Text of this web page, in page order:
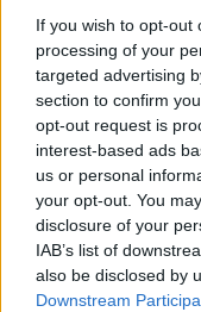
If you wish to opt-out
processing of your
targeted advertising
section to confirm
opt-out request is
interest-based ads
us or personal
your opt-out. You
disclosure of your
IAB’s list of
also be disclosed by
Downstream
Mi a baj a 8
helyette?
A kisiskolák
nem elszigetelt hibák,
„erővonalai”, amelyek